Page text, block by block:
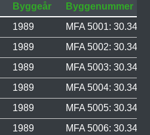
Byggeår
Byggenummer
1989
MFA 5001:
1989
MFA 5002:
1989
MFA 5003:
1989
MFA 5004:
1989
MFA 5005:
1989
MFA 5006: